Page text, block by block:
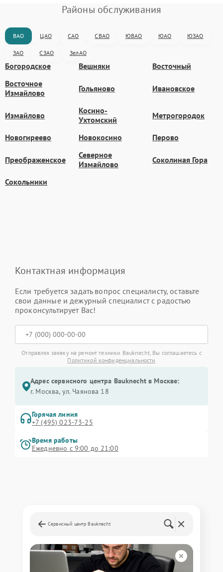
Районы обслуживания
ВАО ЦАО САО СВАО ЮВАО ЮАО ЮЗАО
ЗАО СЗАО ЗелАО
Богородское Вешняки
Восточный
Восточное
Измайлово
Гольяново Ивановское
Измайлово
Косино-
Ухтомский
Метрогородок
Новогиреево Новокосино Перово
Преображенское
Северное
Измайлово
Соколиная Гора
Сокольники
Контактная информация
Если требуется задать вопрос специалисту, оставьте
свои данные и дежурный специалист с радостью
проконсультирует Вас!
Отправляя заявку на ремонт техники Bauknecht, Вы соглашаетесь с
Политикой конфиденциальности
Адрес сервисного центра Bauknecht в Москве:
г. Москва, ул. Чаянова 18
Горячая линия
+7 (495) 023-73-25
Время работы
Ежедневно с 9:00 до 21:00
Сервисный центр Bauknecht